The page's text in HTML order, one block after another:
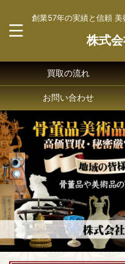
創業57年の実績と信頼
株式
買取の流れ
お問い合わせ